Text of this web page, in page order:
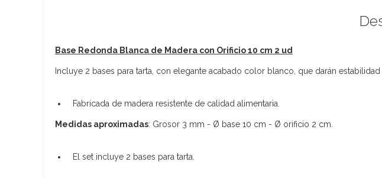
Base Redonda Blanca de Madera con Orificio 10 cm 2 ud
Incluye 2 bases para tarta, con elegante acabado color blanco, que darán
Fabricada de madera resistente de calidad alimentaria.
Medidas aproximadas: Grosor 3 mm - Ø base 10 cm - Ø orificio 2 cm.
El set incluye 2 bases para tarta.